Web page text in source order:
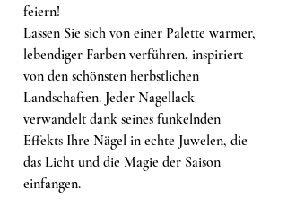
feiern!
Lassen Sie sich von einer Palette warmer,
lebendiger Farben verführen, inspiriert
von den schönsten herbstlichen
Landschaften. Jeder Nagellack
verwandelt dank seines funkelnden
Effekts Ihre Nägel in echte Juwelen, die
das Licht und die Magie der Saison
einfangen.